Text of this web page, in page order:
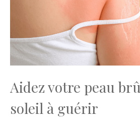
Aidez votre peau
soleil à guérir